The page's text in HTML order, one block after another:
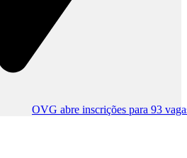
OVG abre inscrições para 93 vagas